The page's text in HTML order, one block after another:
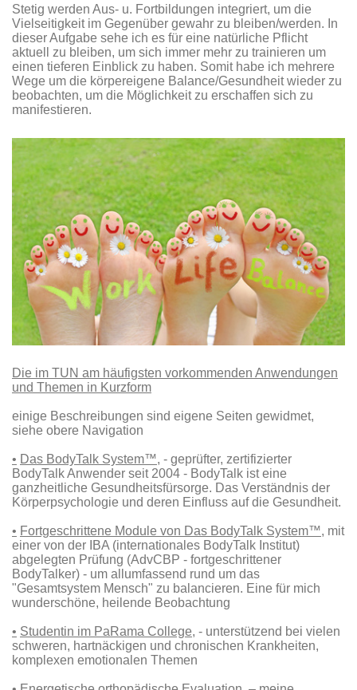
Stetig werden Aus- u. Fortbildungen integriert, um die
Vielseitigkeit im Gegenüber gewahr zu bleiben/werden. In
dieser Aufgabe sehe ich es für eine natürliche Pflicht
aktuell zu bleiben, um sich immer mehr zu trainieren um
einen tieferen Einblick zu haben. Somit habe ich mehrere
Wege um die körpereigene Balance/Gesundheit wieder zu
beobachten, um die Möglichkeit zu erschaffen sich zu
manifestieren.
Die im TUN am häufigsten vorkommenden Anwendungen
und Themen in Kurzform
einige Beschreibungen sind eigene Seiten gewidmet,
siehe obere Navigation
• Das BodyTalk System™, - geprüfter, zertifizierter
BodyTalk Anwender seit 2004 - BodyTalk ist eine
ganzheitliche Gesundheitsfürsorge. Das Verständnis der
Körperpsychologie und deren Einfluss auf die Gesundheit.
• Fortgeschrittene Module von Das BodyTalk System™, mit
einer von der IBA (internationales BodyTalk Institut)
abgelegten Prüfung (AdvCBP - fortgeschrittener
BodyTalker) - um allumfassend rund um das
"Gesamtsystem Mensch" zu balancieren. Eine für mich
wunderschöne, heilende Beobachtung
• Studentin im PaRama College, - unterstützend bei vielen
schweren, hartnäckigen und chronischen Krankheiten,
komplexen emotionalen Themen